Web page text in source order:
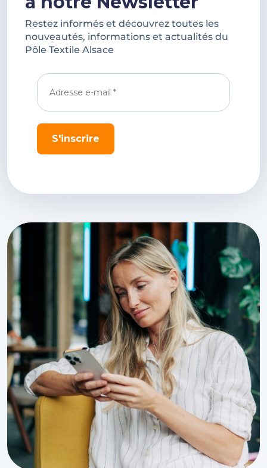
Restez informés et découvrez toutes les
nouveautés, informations et actualités du
Pôle Textile Alsace